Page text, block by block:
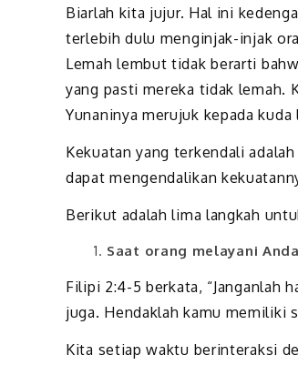
Biarlah kita jujur. Hal ini
terlebih dulu menginjak-injak
Lemah lembut tidak berarti
yang pasti mereka tidak lemah.
Yunaninya merujuk kepada
Kekuatan yang terkendali
dapat mengendalikan
Berikut adalah lima langkah
Saat orang melayani
Filipi 2:4-5 berkata, “Janganlah
juga. Hendaklah kamu memiliki
Kita setiap waktu berinteraksi